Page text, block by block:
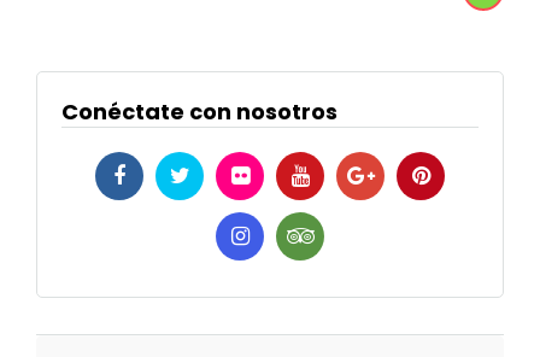
Conéctate con nosotros